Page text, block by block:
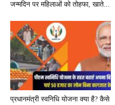
जन्मदिन पर महिलाओं को तोहफा, खाते...
प्रधानमंत्री स्वनिधि योजना क्या है? कैसे